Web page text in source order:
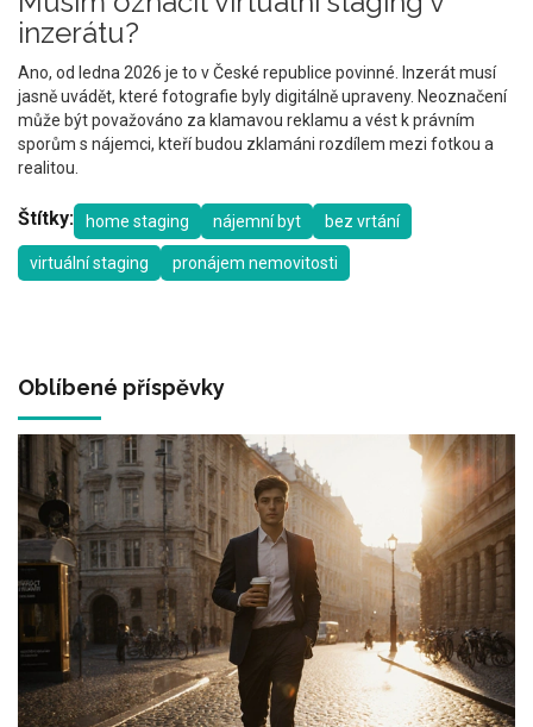
inzerátu?
Ano, od ledna 2026 je to v České republice povinné. Inzerát musí
jasně uvádět, které fotografie byly digitálně upraveny. Neoznačení
může být považováno za klamavou reklamu a vést k právním
sporům s nájemci, kteří budou zklamáni rozdílem mezi fotkou a
realitou.
Štítky: home staging nájemní byt bez vrtání
virtuální staging pronájem nemovitosti
Oblíbené příspěvky